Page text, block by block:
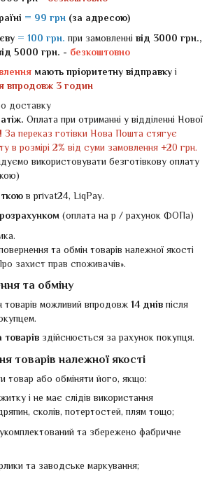
= 99 грн (за адресою)
= 100 грн. при замовленні від 3000 грн.,
5000 грн. - безкоштовно
мають пріоритетну відправкуі
впродовж 3 годин
доставку
Оплата при отриманні у відділенні Нової
За переказ готівки Нова Пошта стягує
в розмірі 2% від суми замовлення +20 грн.
використовувати безготівкову оплату
в privat24, LiqPay.
(оплата на р / рахунок ФОПа)
та обмін товарів належної якості
захист прав споживачів».
та обміну
товарів можливий впродовж14 днівпісля
здійснюється за рахунок покупця.
товарів належної якості
товар або обміняти його, якщо:
і не має слідів використання
сколів, потертостей, плям тощо;
та збережено фабричне
та заводське маркування;